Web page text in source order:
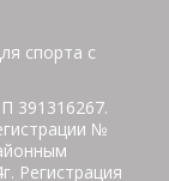
спорта с
391316267.
№
Регистрация